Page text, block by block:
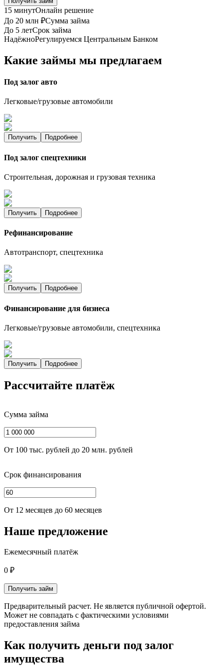
15 минутОнлайн решение
До 20 млн ₽Сумма займа
До 5 летСрок займа
НадёжноРегулируемся Центральным Банком
Какие займы мы предлагаем
Под залог авто
Легковые/грузовые автомобили
Получить Подробнее
Под залог спецтехники
Строительная, дорожная и грузовая техника
Получить Подробнее
Рефинансирование
Автотранспорт, спецтехника
Получить Подробнее
Финансирование для бизнеса
Легковые/грузовые автомобили, спецтехника
Получить Подробнее
Рассчитайте платёж
Сумма займа
От 100 тыс. рублей до 20 млн. рублей
Срок финансирования
От 12 месяцев до 60 месяцев
Наше предложение
Ежемесячный платёж
0 ₽
Получить займ
Предварительный расчет. Не является публичной офертой.
Может не совпадать с фактическими условиями
предоставления займа
Как получить деньги под залог
имущества